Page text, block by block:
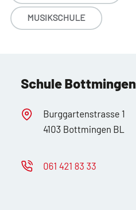
MUSIKSCHULE
Schule Bottmingen
Burggartenstrasse 1
4103 Bottmingen BL
061 421 83 33